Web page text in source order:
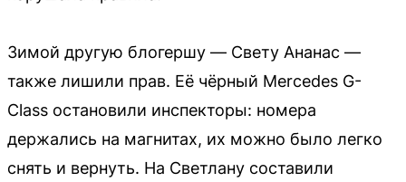
Зимой другую блогершу — Свету Ананас —
также лишили прав. Её чёрный Mercedes G-
Class остановили инспекторы: номера
держались на магнитах, их можно было легко
снять и вернуть. На Светлану составили